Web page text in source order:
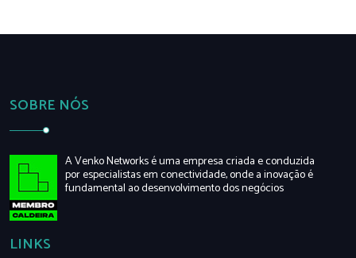
SOBRE NÓS
A Venko Networks é uma empresa criada e conduzida
por especialistas em conectividade, onde a inovação é
fundamental ao desenvolvimento dos negócios
LINKS